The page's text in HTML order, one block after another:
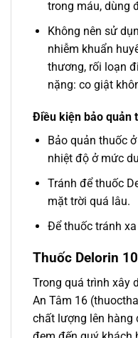
trong máu, dùng
Không nên sử
nhiễm khuẩn
thương, rối loạn
nặng: co giật
Điều kiện bảo quản
Bảo quản thuốc
nhiệt độ ở mức
Tránh để thuốc
mặt trời quá lâu.
Để thuốc tránh
Thuốc Delorin
Trong quá trình xây
An Tâm 16
chất lượng lên hàng